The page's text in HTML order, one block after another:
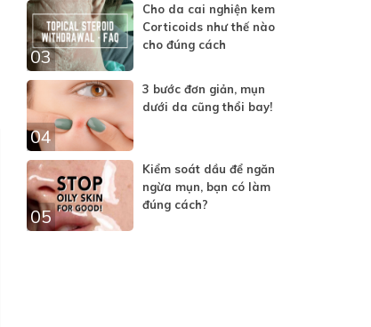
03
Cho da cai nghiện kem
Corticoids như thế nào
cho đúng cách
04
3 bước đơn giản, mụn
dưới da cũng thổi bay!
05
Kiểm soát dầu để ngăn
ngừa mụn, bạn có làm
đúng cách?